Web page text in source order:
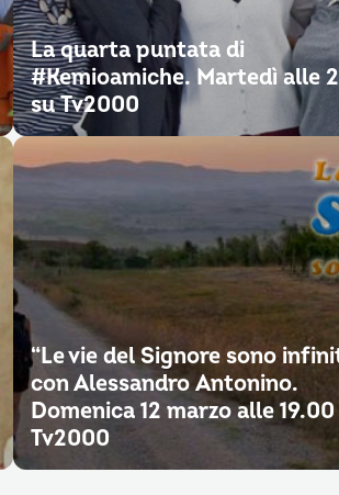
La quarta puntata di
#Kemioamiche. Martedì alle
su Tv2000
“Le vie del Signore sono
con Alessandro Antonino.
Domenica 12 marzo alle
Tv2000